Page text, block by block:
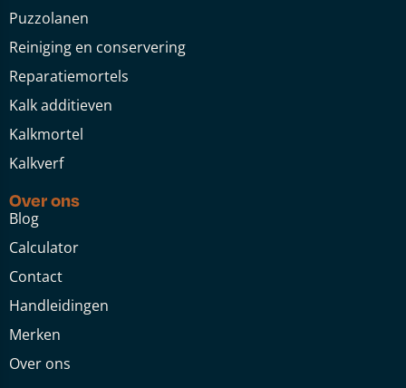
Puzzolanen
Reiniging en conservering
Reparatiemortels
Kalk additieven
Kalkmortel
Kalkverf
Over ons
Blog
Calculator
Contact
Handleidingen
Merken
Over ons